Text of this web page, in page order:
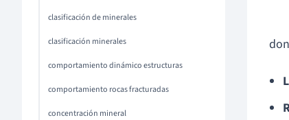
clasificación de minerales
clasificación minerales
comportamiento dinámico estructuras
comportamiento rocas fracturadas
concentración mineral
L